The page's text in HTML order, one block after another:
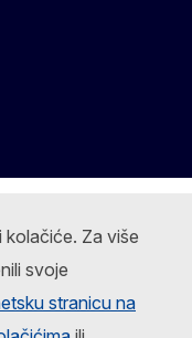
kolačiće. Za više
svoje
stranicu na